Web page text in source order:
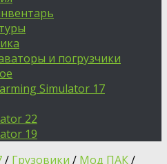
и погрузчики
Simulator 17
22
19
/ Грузовики / Мод ПАК/